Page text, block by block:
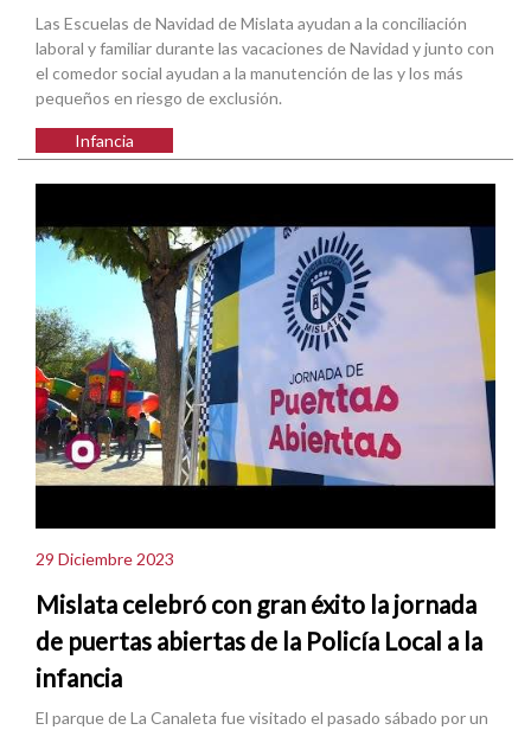
Las Escuelas de Navidad de Mislata ayudan a la conciliación
laboral y familiar durante las vacaciones de Navidad y junto con
el comedor social ayudan a la manutención de las y los más
pequeños en riesgo de exclusión.
Infancia
29 Diciembre 2023
Mislata celebró con gran éxito la jornada
de puertas abiertas de la Policía Local a la
infancia
El parque de La Canaleta fue visitado el pasado sábado por un